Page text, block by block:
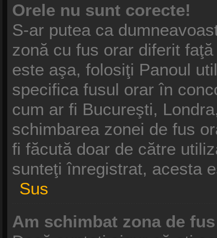
Orele nu sunt corecte!
S-ar putea ca
zonă cu fus orar diferit
este aşa, folosiţi Panoul
specifica fusul orar în
cum ar fi Bucureşti,
schimbarea zonei de fus
fi făcută doar de către
sunteţi înregistrat, acesta
Sus
Am schimbat zona de